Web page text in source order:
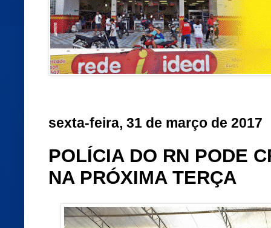
sexta-feira, 31 de março de 2017
POLÍCIA DO RN PODE
NA PRÓXIMA TERÇA